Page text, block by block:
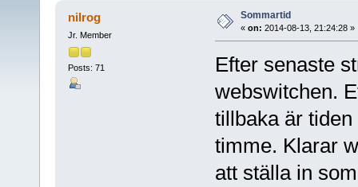
nilrog
Jr. Member
Posts: 71
Sommartid
« on: 2014-08-13, 21:24:28 »
Efter senaste
webswitchen.
tillbaka är
timme. Klarar
att ställa in